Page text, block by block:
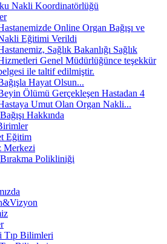
Nakli Koordinatörlüğü
Online Organ Bağışı ve
Eğitimi Verildi
Sağlık Bakanlığı Sağlık
Genel Müdürlüğünce teşekkür
ile taltif edilmiştir.
Hayat Olsun...
Ölümü Gerçekleşen Hastadan 4
Umut Olan Organ Nakli...
Hakkında
Eğitim
Merkezi
Polikliniği
Tıp Bilimleri